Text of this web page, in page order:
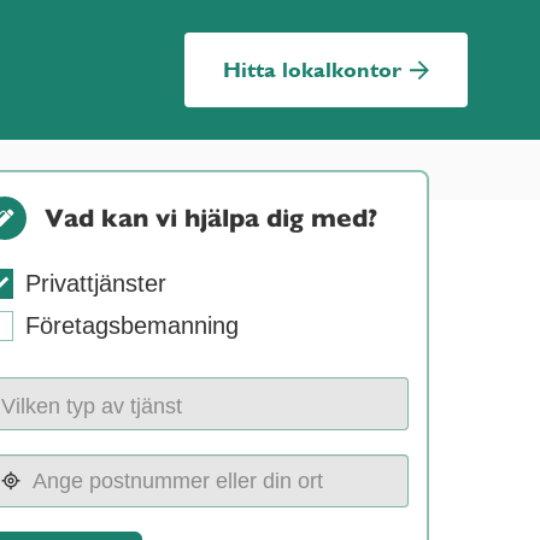
Hitta lokalkontor
Vad kan vi hjälpa dig med?
Privattjänster
Företagsbemanning